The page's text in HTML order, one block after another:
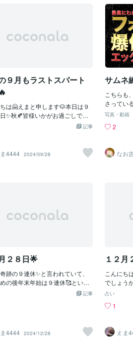
をしても、相手は当たり前だと捉
まり感謝をしてもらえなそう。お
て、あなたの「過去・現在・未
じっくりと読み解きます。今の状
からの展開について丁寧にお伝
のもやもやや不安を少しでも軽
ようサポートします。💓そのほ
マについても占うことができま
愛や仕事、人間関係のことを相
」「何か背中を押してほしい」
になることがあればお気軽にお
さいね𐄁𐄙𐄁𐄙𐄁メッセージはコチ
９月もラストスパート
は🤗えまと申します🐶本日は９
✨秋🍂皆様いかがお過ごしでし
そんな今年の９月もいよいよラ
ずつさらに秋らしさが増す中、
う部分もあるのではないでしょ
んな時にもさくっと占えちゃう
記事
4444 2024/09/28
サムネ
こちらも
さってい
ました！
それにし
くない！
写真・動画
2
なお
２８日🌟
跡の９連休✨と言われていて、
の後年末年始は９連休🥰という
ようですね🎵そんな年末年始、
まされたでしょうか？🤗大掃除
飾りや鏡餅、神棚などの準備を
いと言われていますよね🐶今年
記事
4444 2024/12/28
１２月
こんにち
でしょう
の日です
イムが楽
す🤭皆様
いね💞気
占い
1
えま